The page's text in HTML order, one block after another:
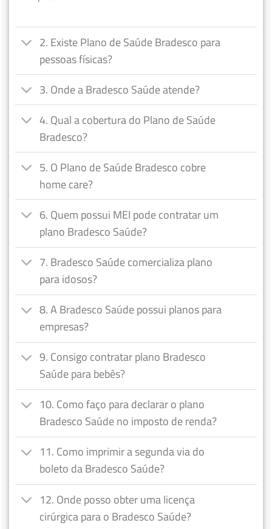
2. Existe Plano de Saúde Bradesco para
pessoas físicas?
3. Onde a Bradesco Saúde atende?
4. Qual a cobertura do Plano de Saúde
Bradesco?
5. O Plano de Saúde Bradesco cobre
home care?
6. Quem possui MEI pode contratar um
plano Bradesco Saúde?
7. Bradesco Saúde comercializa plano
para idosos?
8. A Bradesco Saúde possui planos para
empresas?
9. Consigo contratar plano Bradesco
Saúde para bebês?
10. Como faço para declarar o plano
Bradesco Saúde no imposto de renda?
11. Como imprimir a segunda via do
boleto da Bradesco Saúde?
12. Onde posso obter uma licença
cirúrgica para o Bradesco Saúde?